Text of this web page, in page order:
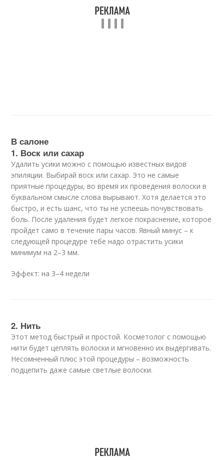
В салоне
1. Воск или сахар
Удалить усики можно с помощью известных видов
эпиляции. Выбирай воск или сахар. Это не самые
приятные процедуры, во время их проведения волоски в
буквальном смысле слова вырывают. Хотя делается это
быстро, и есть шанс, что ты не успеешь почувствовать
боль. После удаления будет легкое покраснение, которое
пройдет само в течение пары часов. Явный минус – к
следующей процедуре тебе надо отрастить усики
минимум на 2–3 мм.
Эффект: на 3–4 недели
2. Нить
Этот метод быстрый и простой. Косметолог с помощью
нити будет цеплять волоски и мгновенно их выдергивать.
Несомненный плюс этой процедуры – возможность
подцепить даже самые светлые волоски.